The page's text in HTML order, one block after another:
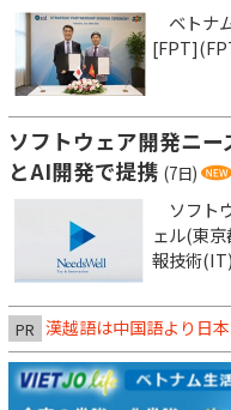
ベトナ
ソフトウェア開発ニ
とAI開発で提携 (7日)
ソフト
ェル(東
報技術
PR 漢越語は中国語より日